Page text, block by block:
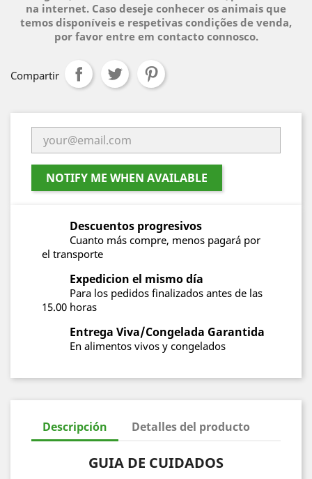
na internet. Caso deseje conhecer os animais que
temos disponíveis e respetivas condições de venda,
por favor entre em contacto connosco.
Compartir
NOTIFY ME WHEN AVAILABLE
Descuentos progresivos
Cuanto más compre, menos pagará por
el transporte
Expedicion el mismo día
Para los pedidos finalizados antes de las
15.00 horas
Entrega Viva/Congelada Garantida
En alimentos vivos y congelados
Descripción Detalles del producto
GUIA DE CUIDADOS